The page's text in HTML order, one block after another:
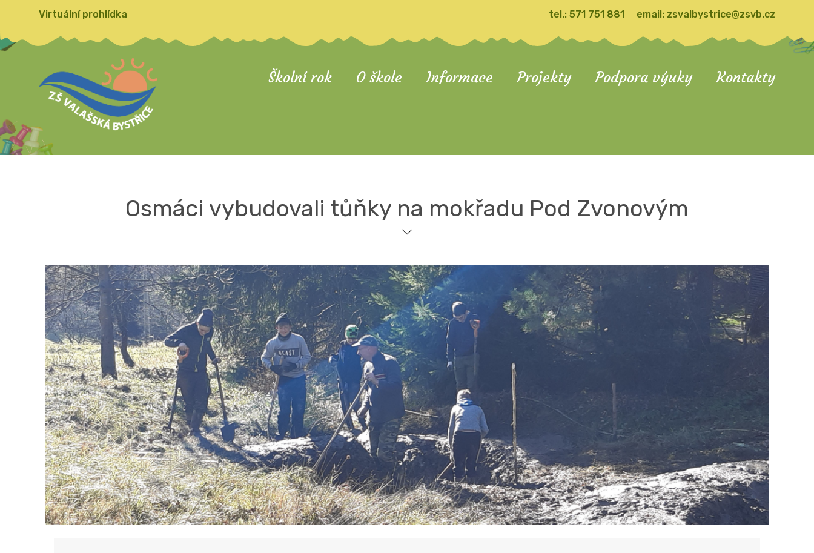
Virtuální prohlídka tel.: 571 751 881 email: zsvalbystrice@zsvb.cz
Školní rok O škole Informace Projekty Podpora výuky Kontakty
Osmáci vybudovali tůňky na mokřadu Pod Zvonovým